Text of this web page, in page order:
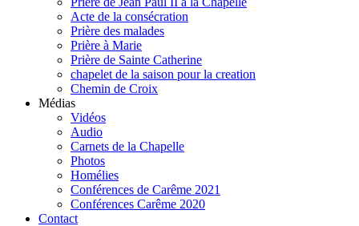
Acte de la consécration
Prière des malades
Prière à Marie
Prière de Sainte Catherine
chapelet de la saison pour la creation
Chemin de Croix
Médias
Vidéos
Audio
Carnets de la Chapelle
Photos
Homélies
Conférences de Carême 2021
Conférences Carême 2020
Contact